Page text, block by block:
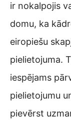
ir nokalpojis
domu, ka
eiropiešu
pielietojuma.
iespējams
pielietojumu
pievērst